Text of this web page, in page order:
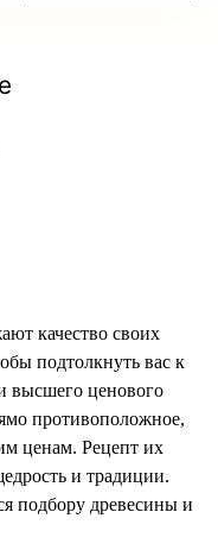
качество своих
подтолкнуть вас к
высшего ценового
противоположное,
ценам. Рецепт их
и традиции.
подбору древесины и